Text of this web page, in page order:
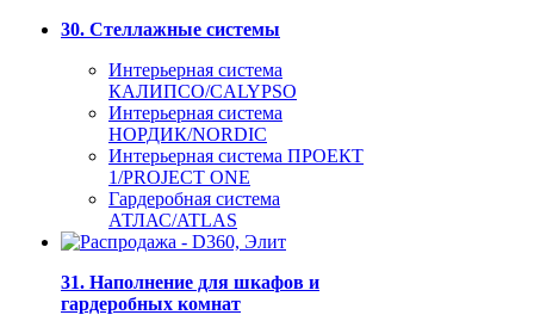
30. Стеллажные системы
Интерьерная система
КАЛИПСО/CALYPSO
Интерьерная система
НОРДИК/NORDIC
Интерьерная система ПРОЕКТ
1/PROJECT ONE
Гардеробная система
АТЛАС/ATLAS
31. Наполнение для шкафов и
гардеробных комнат